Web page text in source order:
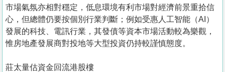
市場氣氛亦相對穩定，低息環境有利市場對經濟前景重拾信
心，但總體仍要按個別行業判斷；例如受惠人工智能（AI）
發展的科技、電訊行業，其發債等資本市場活動較為樂觀，
惟房地產發展商對投地等大型投資仍持較謹慎態度。
莊太量估資金回流港股樓